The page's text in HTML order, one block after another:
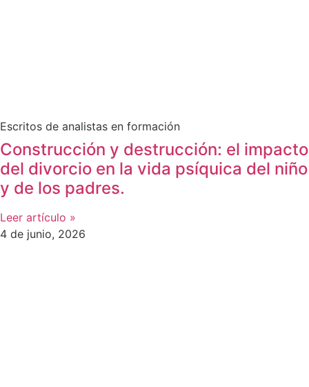
Escritos de analistas en formación
Construcción y destrucción: el impacto
del divorcio en la vida psíquica del niño
y de los padres.
Leer artículo »
4 de junio, 2026